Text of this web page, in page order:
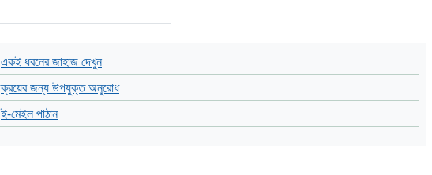
একই ধরনের জাহাজ দেখুন
ক্রয়ের জন্য উপযুক্ত অনুরোধ
ই-মেইল পাঠান